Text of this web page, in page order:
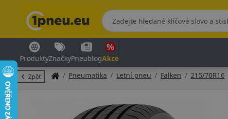
ProduktyZnačkyPneublogAkce
Zpět Pneumatika Letní pneu Falken 215/70R16